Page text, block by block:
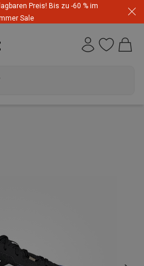
Preis! Bis zu -60 % im
Sale